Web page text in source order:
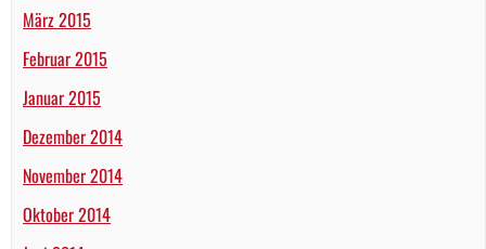
März 2015
Februar 2015
Januar 2015
Dezember 2014
November 2014
Oktober 2014